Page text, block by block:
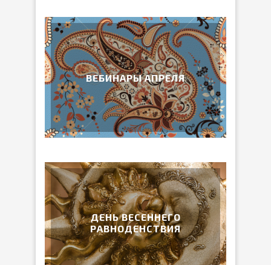
ВЕБИНАРЫ АПРЕЛЯ
ДЕНЬ ВЕСЕННЕГО
РАВНОДЕНСТВИЯ